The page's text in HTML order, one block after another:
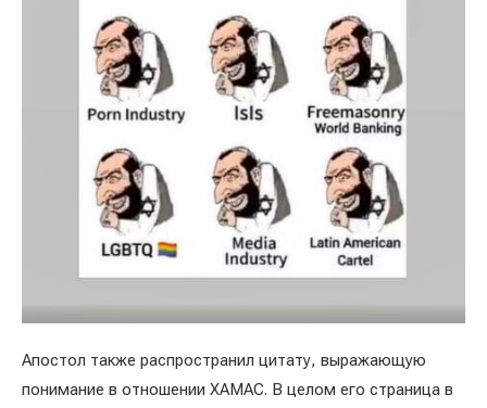
Апостол также распространил цитату, выражающую
понимание в отношении ХАМАС. В целом его страница в